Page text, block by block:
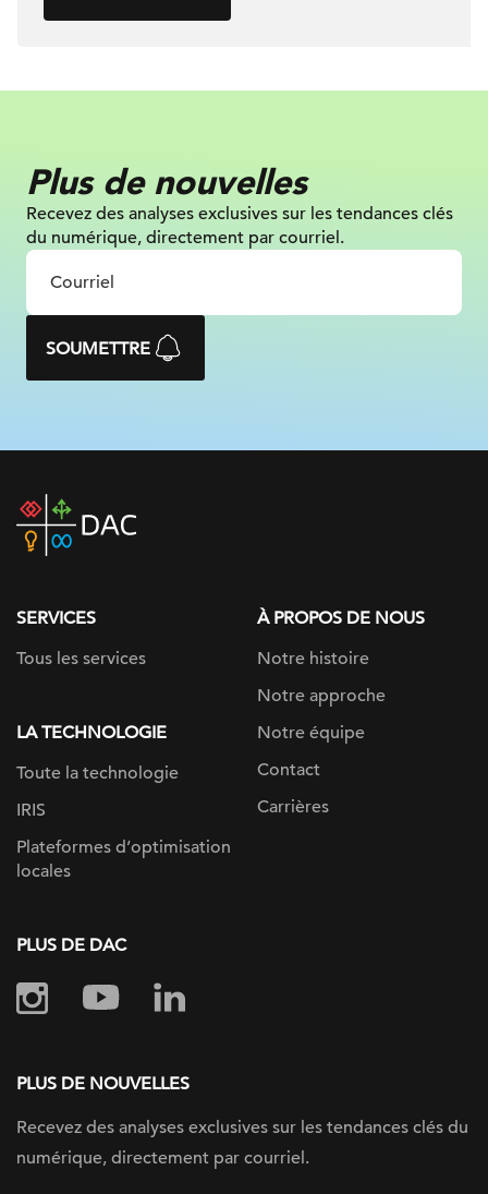
Plus de nouvelles
Recevez des analyses exclusives sur les tendances clés
du numérique, directement par courriel.
SOUMETTRE
home
SERVICES
Tous les services
LA TECHNOLOGIE
Toute la technologie
IRIS
Plateformes d’optimisation
locales
À PROPOS DE NOUS
Notre histoire
Notre approche
Notre équipe
Contact
Carrières
PLUS DE DAC
PLUS DE NOUVELLES
Recevez des analyses exclusives sur les tendances clés du
numérique, directement par courriel.